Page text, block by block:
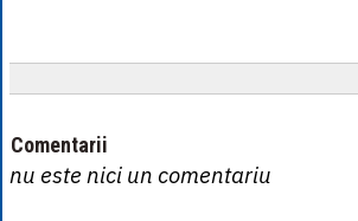
Comentarii
nu este nici un comentariu